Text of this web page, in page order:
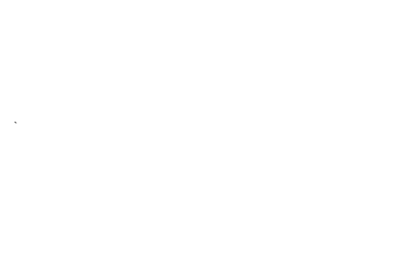
`